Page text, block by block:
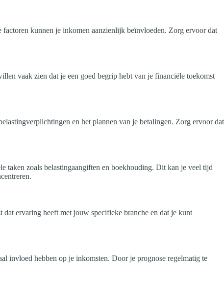
kunnen je inkomen aanzienlijk beïnvloeden. Zorg ervoor dat
vaak zien dat je een goed begrip hebt van je financiële toekomst
en het plannen van je betalingen. Zorg ervoor dat
taken zoals belastingaangiften en boekhouding. Dit kan je veel tijd
ervaring heeft met jouw specifieke branche en dat je kunt
invloed hebben op je inkomsten. Door je prognose regelmatig te